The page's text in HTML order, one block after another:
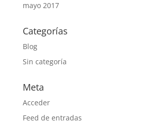
mayo 2017
Categorías
Blog
Sin categoría
Meta
Acceder
Feed de entradas